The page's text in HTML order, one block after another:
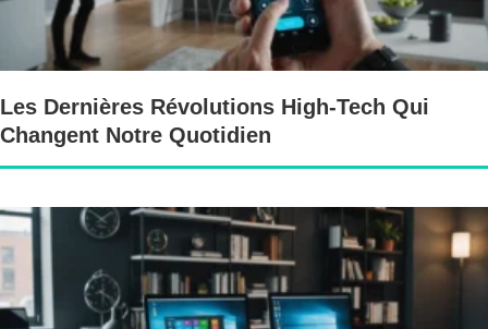
Les Dernières Révolutions High-Tech Qui
Changent Notre Quotidien